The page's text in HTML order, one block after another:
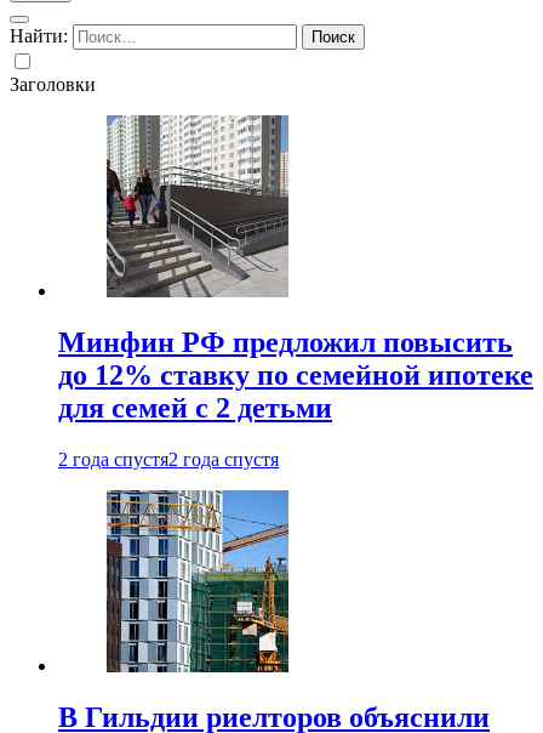
Найти:
Заголовки
Минфин РФ предложил повысить
до 12% ставку по семейной ипотеке
для семей с 2 детьми
2 года спустя2 года спустя
В Гильдии риелторов объяснили